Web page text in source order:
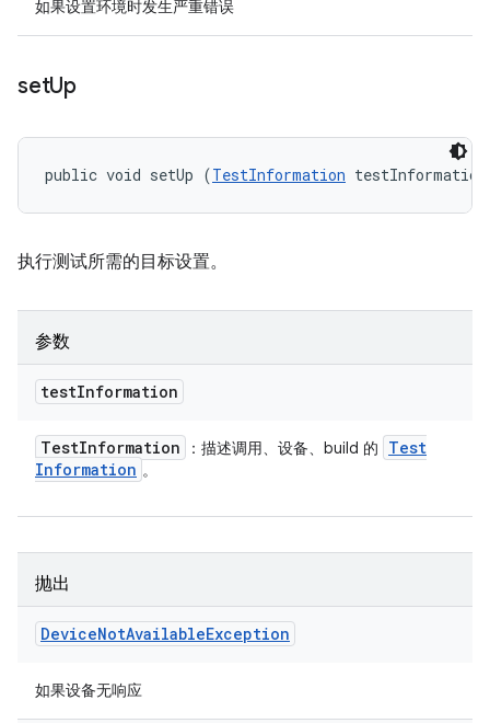
如果设置环境时发生严重错误
setUp
public void setUp (TestInformation
执行测试所需的目标设置。
参数
testInformation
TestInformation ：描述调用、设备、build 的
Test
Information 。
抛出
DeviceNotAvailableException
如果设备无响应